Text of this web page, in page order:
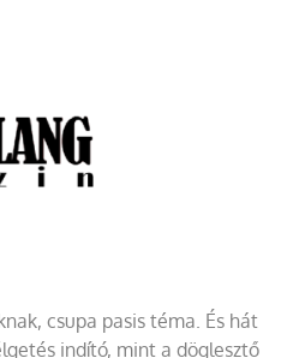
csupa pasis téma. És hát
indító, mint a döglesztő